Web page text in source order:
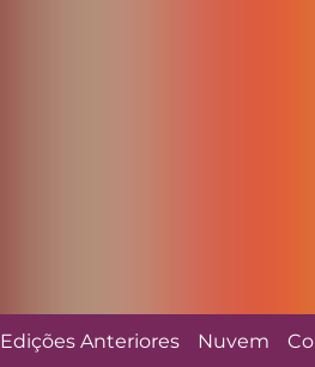
Edições Anteriores Nuvem